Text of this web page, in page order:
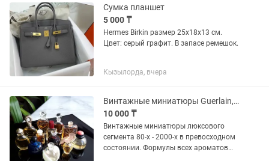
Сумка планшет
5 000 ₸
Hermes Birkin размер 25х18х13 см.
Цвет: серый графит. В запасе ремешок.
Кызылорда, вчера
Винтажные миниатюры Guerlain, Dior, Chanel, YSL, Nina Ricci, Cacharel
10 000 ₸
Винтажные миниатюры люксового
сегмента 80-х - 2000-х в превосходном
состоянии. Формулы всех ароматов